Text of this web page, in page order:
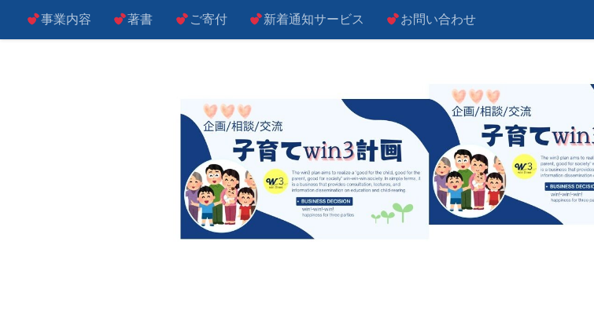
コンテンツへスキップ
事業内容 著書 ご寄付 新着通知サービス お問い合わせ